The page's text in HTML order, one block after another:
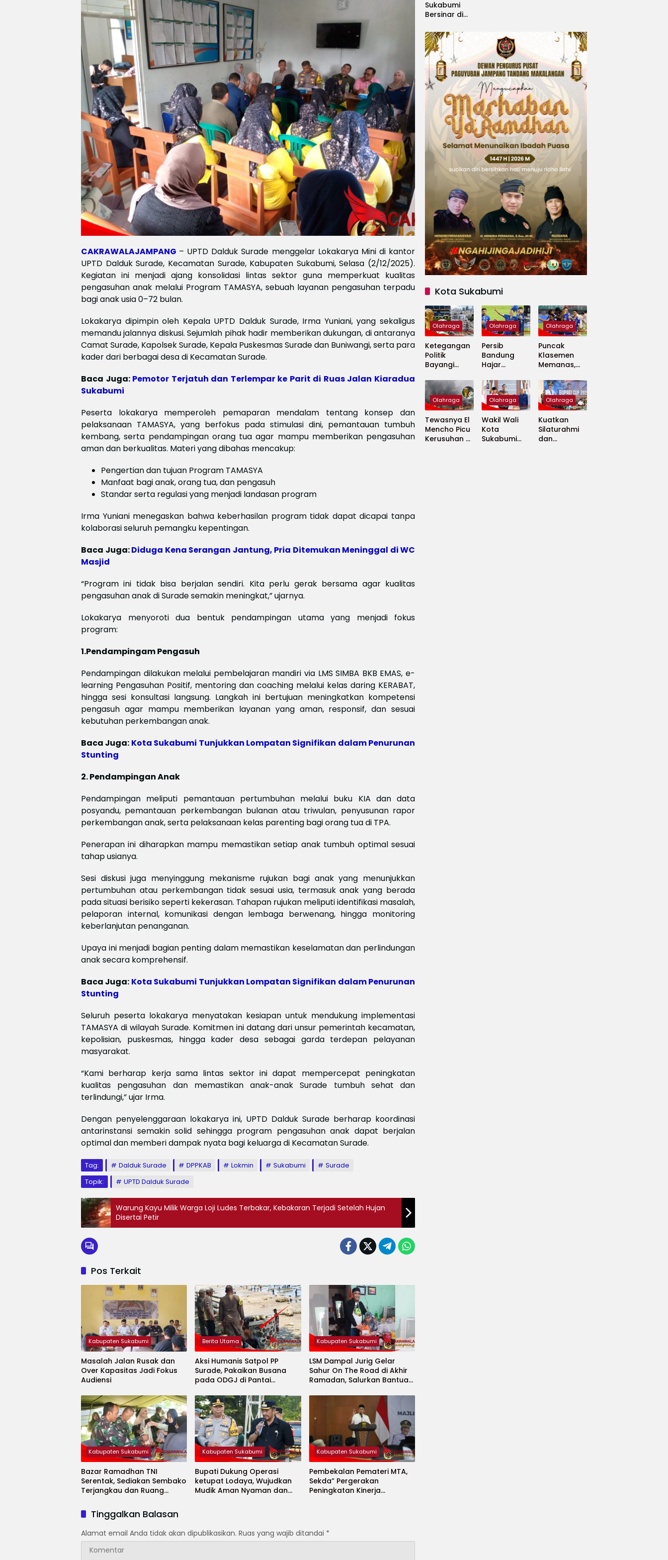
CAKRAWALAJAMPANG – UPTD Dalduk Surade menggelar Lokakarya Mini di kantor
UPTD Dalduk Surade, Kecamatan Surade, Kabupaten Sukabumi, Selasa (2/12/2025).
Kegiatan ini menjadi ajang konsolidasi lintas sektor guna memperkuat kualitas
pengasuhan anak melalui Program TAMASYA, sebuah layanan pengasuhan terpadu
bagi anak usia 0–72 bulan.
Lokakarya dipimpin oleh Kepala UPTD Dalduk Surade, Irma Yuniani, yang sekaligus
memandu jalannya diskusi. Sejumlah pihak hadir memberikan dukungan, di antaranya
Camat Surade, Kapolsek Surade, Kepala Puskesmas Surade dan Buniwangi, serta para
kader dari berbagai desa di Kecamatan Surade.
Baca Juga: Pemotor Terjatuh dan Terlempar ke Parit di Ruas Jalan Kiaradua
Sukabumi
Peserta lokakarya memperoleh pemaparan mendalam tentang konsep dan
pelaksanaan TAMASYA, yang berfokus pada stimulasi dini, pemantauan tumbuh
kembang, serta pendampingan orang tua agar mampu memberikan pengasuhan
aman dan berkualitas. Materi yang dibahas mencakup:
Pengertian dan tujuan Program TAMASYA
Manfaat bagi anak, orang tua, dan pengasuh
Standar serta regulasi yang menjadi landasan program
Irma Yuniani menegaskan bahwa keberhasilan program tidak dapat dicapai tanpa
kolaborasi seluruh pemangku kepentingan.
Baca Juga:Diduga Kena Serangan Jantung, Pria Ditemukan Meninggal di WC
Masjid
“Program ini tidak bisa berjalan sendiri. Kita perlu gerak bersama agar kualitas
pengasuhan anak di Surade semakin meningkat,” ujarnya.
Lokakarya menyoroti dua bentuk pendampingan utama yang menjadi fokus
program:
1.Pendampingam Pengasuh
Pendampingan dilakukan melalui pembelajaran mandiri via LMS SIMBA BKB EMAS, e-
learning Pengasuhan Positif, mentoring dan coaching melalui kelas daring KERABAT,
hingga sesi konsultasi langsung. Langkah ini bertujuan meningkatkan kompetensi
pengasuh agar mampu memberikan layanan yang aman, responsif, dan sesuai
kebutuhan perkembangan anak.
Baca Juga: Kota Sukabumi Tunjukkan Lompatan Signifikan dalam Penurunan
Stunting
2. Pendampingan Anak
Pendampingan meliputi pemantauan pertumbuhan melalui buku KIA dan data
posyandu, pemantauan perkembangan bulanan atau triwulan, penyusunan rapor
perkembangan anak, serta pelaksanaan kelas parenting bagi orang tua di TPA.
Penerapan ini diharapkan mampu memastikan setiap anak tumbuh optimal sesuai
tahap usianya.
Sesi diskusi juga menyinggung mekanisme rujukan bagi anak yang menunjukkan
pertumbuhan atau perkembangan tidak sesuai usia, termasuk anak yang berada
pada situasi berisiko seperti kekerasan. Tahapan rujukan meliputi identifikasi masalah,
pelaporan internal, komunikasi dengan lembaga berwenang, hingga monitoring
keberlanjutan penanganan.
Upaya ini menjadi bagian penting dalam memastikan keselamatan dan perlindungan
anak secara komprehensif.
Baca Juga: Kota Sukabumi Tunjukkan Lompatan Signifikan dalam Penurunan
Stunting
Seluruh peserta lokakarya menyatakan kesiapan untuk mendukung implementasi
TAMASYA di wilayah Surade. Komitmen ini datang dari unsur pemerintah kecamatan,
kepolisian, puskesmas, hingga kader desa sebagai garda terdepan pelayanan
masyarakat.
“Kami berharap kerja sama lintas sektor ini dapat mempercepat peningkatan
kualitas pengasuhan dan memastikan anak-anak Surade tumbuh sehat dan
terlindungi,” ujar Irma.
Dengan penyelenggaraan lokakarya ini, UPTD Dalduk Surade berharap koordinasi
antarinstansi semakin solid sehingga program pengasuhan anak dapat berjalan
optimal dan memberi dampak nyata bagi keluarga di Kecamatan Surade.
Tag: Dalduk Surade DPPKAB Lokmin Sukabumi
Surade
Topik:
UPTD Dalduk Surade
Warung Kayu Milik Warga Loji Ludes Terbakar, Kebakaran Terjadi Setelah Hujan
Disertai Petir
Pos Terkait
Kabupaten Sukabumi
Masalah Jalan Rusak dan
Over Kapasitas Jadi Fokus
Audiensi
Berita Utama
Aksi Humanis Satpol PP
Surade, Pakaikan Busana
pada ODGJ di Pantai
Kabupaten Sukabumi
LSM Dampal Jurig Gelar
Sahur On The Road di Akhir
Ramadan, Salurkan Bantuan
Anak Yatim
Kabupaten Sukabumi
Bazar Ramadhan TNI
Serentak, Sediakan Sembako
Terjangkau dan Ruang
Kabupaten Sukabumi
Bupati Dukung Operasi
ketupat Lodaya, Wujudkan
Mudik Aman Nyaman dan
Kabupaten Sukabumi
Pembekalan Pemateri MTA,
Sekda” Pergerakan
Peningkatan Kinerja
Tinggalkan Balasan
Alamat email Anda tidak akan dipublikasikan. Ruas yang wajib ditandai *
Sukabumi
Bersinar di
Gelar
Bergengsi
Ajang Idol
Kids
International
2026
Kota Sukabumi
Olahraga
Ketegangan
Politik
Bayangi
Piala Dunia
2026
Olahraga
Persib
Bandung
Hajar
United 5-0,
Perkuat
Puncak
Klasemen BRI
Super
League
Olahraga
Puncak
Klasemen
Memanas,
Persija Saling
Tekan
Olahraga
Tewasnya El
Mencho Picu
Kerusuhan di
Olahraga
Wakil Wali
Kota
Sukabumi
Olahraga
Kuatkan
Silaturahmi
dan